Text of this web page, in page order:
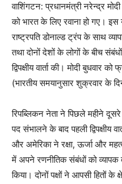
वाशिंगटन: प्रधानमंत्री नरेन्द्र
को भारत के लिए रवाना हो गए। इस
राष्ट्रपति डोनाल्ड ट्रंप के साथ
तथा दोनों देशों के लोगों के बीच
द्विपक्षीय वार्ता की। मोदी बुधवार
(भारतीय समयानुसार शुक्रवार के
रिपब्लिकन नेता ने पिछले महीने दूसरे
पद संभालने के बाद पहली द्विपक्षीय
और अमेरिका ने रक्षा, ऊर्जा और
में अपने रणनीतिक संबंधों को
किया। दोनों पक्षों ने आपसी हितों के